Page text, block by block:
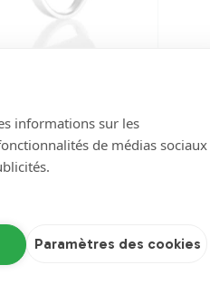
informations sur les
de médias sociaux
Paramètres des cookies